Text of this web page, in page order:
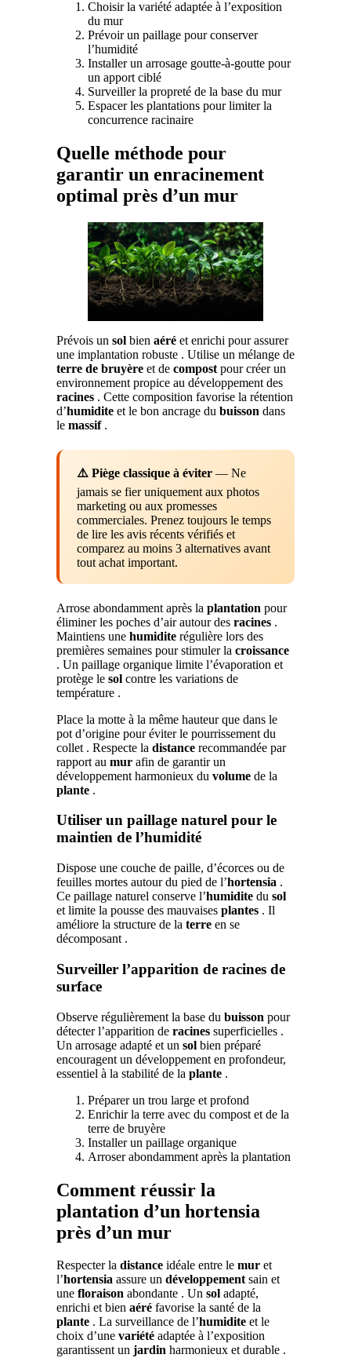
Choisir la variété adaptée à l’exposition
du mur
Prévoir un paillage pour conserver
l’humidité
Installer un arrosage goutte-à-goutte pour
un apport ciblé
Surveiller la propreté de la base du mur
Espacer les plantations pour limiter la
concurrence racinaire
Quelle méthode pour
garantir un enracinement
optimal près d’un mur
Prévois un sol bien aéré et enrichi pour assurer
une implantation robuste . Utilise un mélange de
terre de bruyère et de compost pour créer un
environnement propice au développement des
racines . Cette composition favorise la rétention
d’humidite et le bon ancrage du buisson dans
le massif.
⚠️ Piège classique à éviter — Ne
jamais se fier uniquement aux photos
marketing ou aux promesses
commerciales. Prenez toujours le temps
de lire les avis récents vérifiés et
comparez au moins 3 alternatives avant
tout achat important.
Arrose abondamment après la plantation pour
éliminer les poches d’air autour des racines .
Maintiens une humidite régulière lors des
premières semaines pour stimuler la croissance
. Un paillage organique limite l’évaporation et
protège le sol contre les variations de
température .
Place la motte à la même hauteur que dans le
pot d’origine pour éviter le pourrissement du
collet . Respecte la distance recommandée par
rapport au mur afin de garantir un
développement harmonieux du volume de la
plante .
Utiliser un paillage naturel pour le
maintien de l’humidité
Dispose une couche de paille, d’écorces ou de
feuilles mortes autour du pied de l’hortensia .
Ce paillage naturel conserve l’humidite du sol
et limite la pousse des mauvaises plantes . Il
améliore la structure de la terre en se
décomposant .
Surveiller l’apparition de racines de
surface
Observe régulièrement la base du buisson pour
détecter l’apparition de racines superficielles .
Un arrosage adapté et un sol bien préparé
encouragent un développement en profondeur,
essentiel à la stabilité de la plante .
Préparer un trou large et profond
Enrichir la terre avec du compost et de la
terre de bruyère
Installer un paillage organique
Arroser abondamment après la plantation
Comment réussir la
plantation d’un hortensia
près d’un mur
Respecter la distance idéale entre le mur et
l’hortensia assure un développementsain et
une floraison abondante . Un sol adapté,
enrichi et bien aéré favorise la santé de la
plante . La surveillance de l’humidite et le
choix d’une variété adaptée à l’exposition
garantissent un jardin harmonieux et durable .